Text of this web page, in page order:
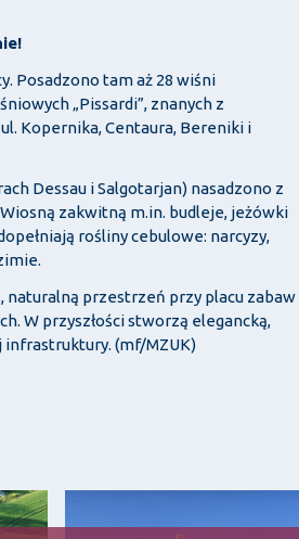
Posadzono tam aż 28 wiśni
„Pissardi”, znanych z
Kopernika, Centaura, Bereniki i
Dessau i Salgotarjan) nasadzono z
zakwitną m.in. budleje, jeżówki
rośliny cebulowe: narcyzy,
naturalną przestrzeń przy placu zabaw
W przyszłości stworzą elegancką,
(mf/MZUK)